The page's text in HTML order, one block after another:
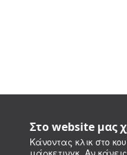
Στο website μας
Κάνοντας κλικ στο